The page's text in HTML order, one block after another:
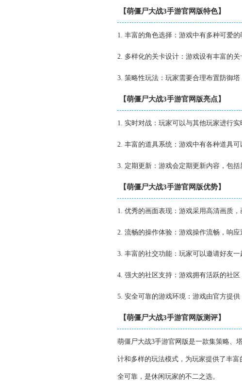
【萌僵尸大战3手游官网版特色】
1. 丰富的角色选择：游戏中有多种可爱
2. 多样化的关卡设计：游戏设有丰富的
3. 策略性玩法：玩家需要合理布置防御
【萌僵尸大战3手游官网版亮点】
1. 实时对战：玩家可以与其他玩家进行实
2. 丰富的道具系统：游戏中有各种道具可
3. 定期更新：游戏会定期更新内容，包
【萌僵尸大战3手游官网版优势】
1. 优秀的画面表现：游戏采用高清画质，
2. 流畅的操作体验：游戏操作流畅，响应
3. 丰富的社交功能：玩家可以邀请好友一
4. 强大的社区支持：游戏拥有活跃的社
5. 安全可靠的游戏环境：游戏由官方提供
【萌僵尸大战3手游官网版测评】
萌僵尸大战3手游官网版是一款集策略、
计和多样的玩法模式，为玩家提供了丰
全可靠，是休闲玩家的不二之选。